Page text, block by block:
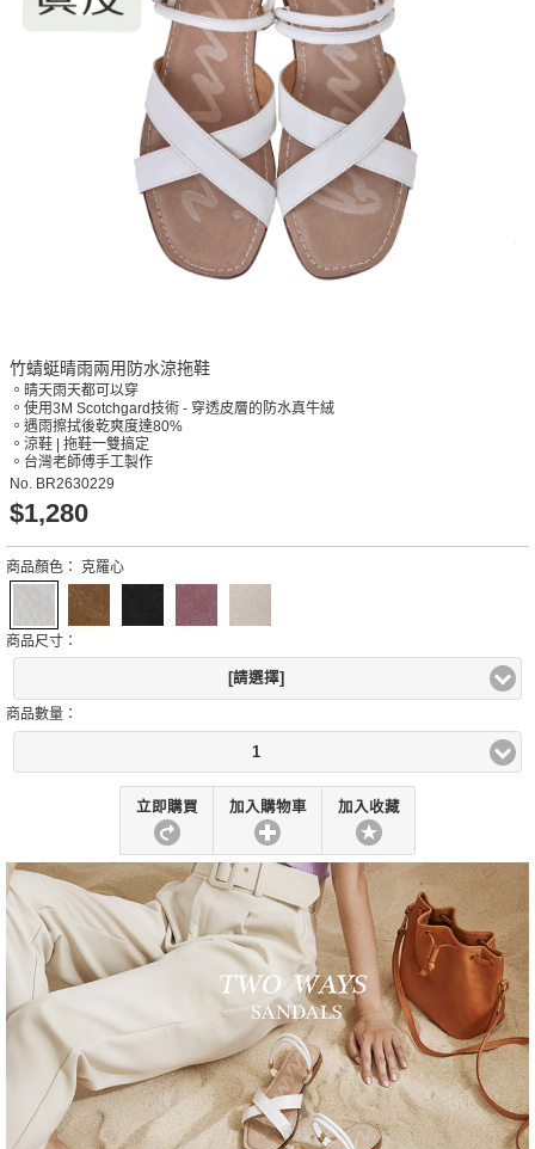
竹蜻蜓晴雨兩用防水涼拖鞋
。晴天雨天都可以穿
。使用3M Scotchgard技術 - 穿透皮層的防水真牛絨
。遇雨擦拭後乾爽度達80%
。涼鞋 | 拖鞋一雙搞定
。台灣老師傅手工製作
No. BR2630229
$1,280
商品顏色： 克羅心
商品尺寸：
[請選擇]
商品數量：
1
立即購買 加入購物車 加入收藏